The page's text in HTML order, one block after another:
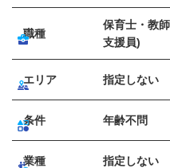
職種
保育士・教
支援員)
エリア 指定しない
条件 年齢不問
業種 指定しない